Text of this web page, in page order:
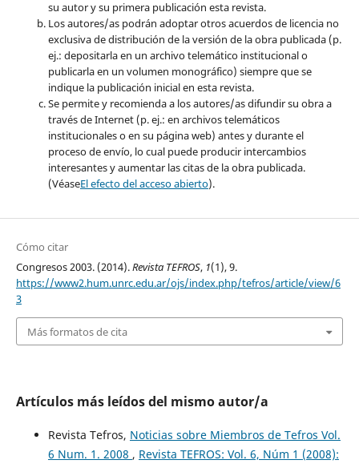
su autor y su primera publicación esta revista.
Los autores/as podrán adoptar otros acuerdos de licencia no
exclusiva de distribución de la versión de la obra publicada (p.
ej.: depositarla en un archivo telemático institucional o
publicarla en un volumen monográfico) siempre que se
indique la publicación inicial en esta revista.
Se permite y recomienda a los autores/as difundir su obra a
través de Internet (p. ej.: en archivos telemáticos
institucionales o en su página web) antes y durante el
proceso de envío, lo cual puede producir intercambios
interesantes y aumentar las citas de la obra publicada.
(VéaseEl efecto del acceso abierto).
Cómo citar
Congresos 2003. (2014).Revista TEFROS, 1(1), 9.
https://www2.hum.unrc.edu.ar/ojs/index.php/tefros/article/view/6
3
Más formatos de cita
Artículos más leídos del mismo autor/a
Revista Tefros, Noticias sobre Miembros de Tefros Vol.
6 Num. 1. 2008 , Revista TEFROS: Vol. 6, Núm 1 (2008):